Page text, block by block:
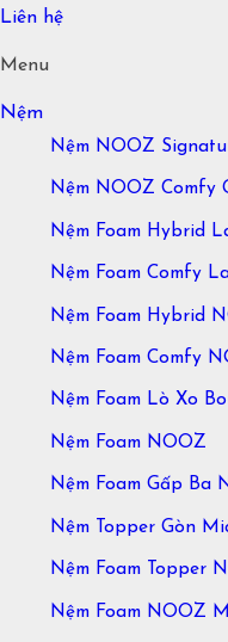
Liên hệ
Menu
Nệm
Nệm NOOZ
Nệm NOOZ Comfy
Nệm Foam Hybrid
Nệm Foam Comfy
Nệm Foam Hybrid
Nệm Foam Comfy
Nệm Foam Lò Xo
Nệm Foam NOOZ
Nệm Foam Gấp Ba
Nệm Topper Gòn
Nệm Foam Topper
Nệm Foam NOOZ